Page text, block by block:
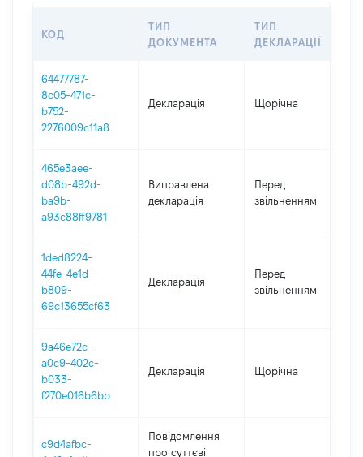
КОД
ТИП
ДОКУМЕНТА
ТИП
ДЕКЛАРАЦІЇ
64477787-
8c05-471c-
b752-
2276009c11a8
Декларація Щорічна
465e3aee-
d08b-492d-
ba9b-
a93c88ff9781
Виправлена
декларація
Перед
звільненням
1ded8224-
44fe-4e1d-
b809-
69c13655cf63
Декларація
Перед
звільненням
9a46e72c-
a0c9-402c-
b033-
f270e016b6bb
Декларація Щорічна
c9d4afbc-
Повідомлення
про суттєві